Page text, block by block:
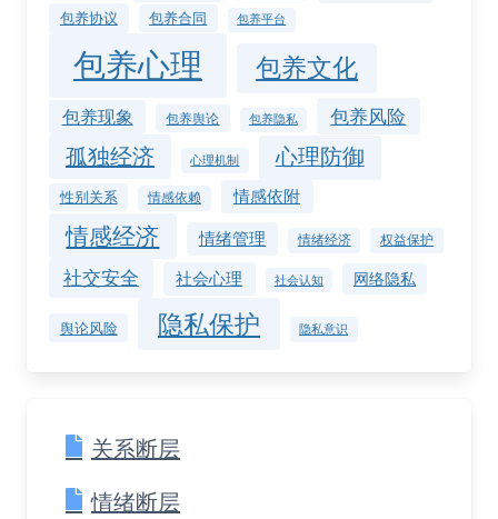
包养协议 包养合同 包养平台
包养心理 包养文化
包养现象 包养舆论 包养隐私 包养风险
孤独经济 心理机制 心理防御
性别关系 情感依赖 情感依附
情感经济 情绪管理 情绪经济 权益保护
社交安全 社会心理 社会认知 网络隐私
舆论风险 隐私保护 隐私意识
关系断层
情绪断层